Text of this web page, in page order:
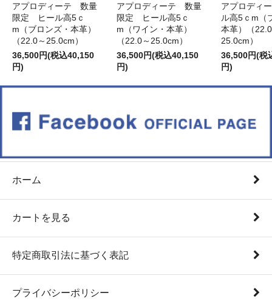
アプロディーテ 数量
限定 ヒール高5ｃ
m（ブロンズ・本革）
（22.0～25.0cm）
36,500円(税込40,150
円)
アプロディーテ 数量
限定 ヒール高5ｃ
m（ワイン・本革）
（22.0～25.0cm）
36,500円(税込40,150
円)
アプロディ
ル高5ｃm（
本革）（
25.0cm）
36,500円(税
円)
ホーム
カートを見る
特定商取引法に基づく表記
プライバシーポリシー